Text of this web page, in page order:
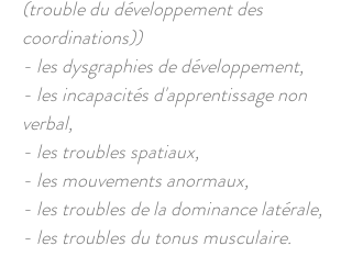
(trouble du développement des
coordinations))
- les dysgraphies de développement,
- les incapacités d'apprentissage non
verbal,
- les troubles spatiaux,
- les mouvements anormaux,
- les troubles de la dominance latérale,
- les troubles du tonus musculaire.